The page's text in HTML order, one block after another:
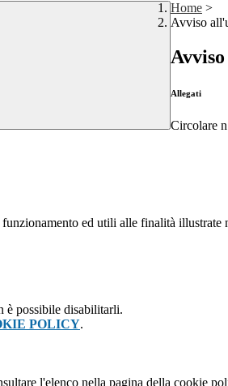
Home >
Avviso
Allegati
Circolare
ed utili alle finalità illustrate
è possibile disabilitarli.
POLICY.
l'elenco nella pagina della cookie